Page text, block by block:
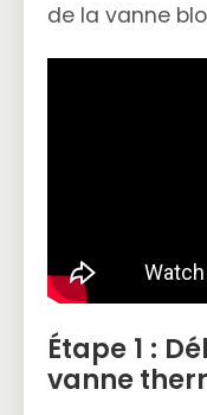
de la vanne
Étape 1 :
vanne